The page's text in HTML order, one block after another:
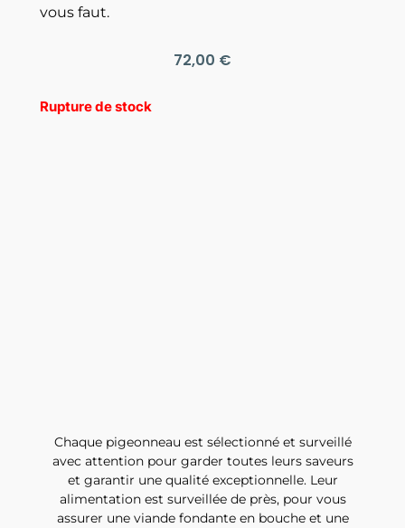
vous faut.
72,00 €
Rupture de stock
Chaque pigeonneau est sélectionné et surveillé
avec attention pour garder toutes leurs saveurs
et garantir une qualité exceptionnelle. Leur
alimentation est surveillée de près, pour vous
assurer une viande fondante en bouche et une